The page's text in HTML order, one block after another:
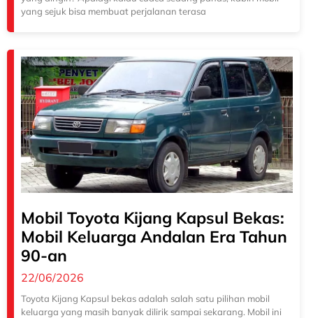
yang sejuk bisa membuat perjalanan terasa
Mobil Toyota Kijang Kapsul Bekas:
Mobil Keluarga Andalan Era Tahun
90-an
22/06/2026
Toyota Kijang Kapsul bekas adalah salah satu pilihan mobil
keluarga yang masih banyak dilirik sampai sekarang. Mobil ini